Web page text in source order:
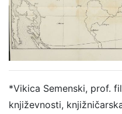
*Vikica Semenski, prof.
književnosti,